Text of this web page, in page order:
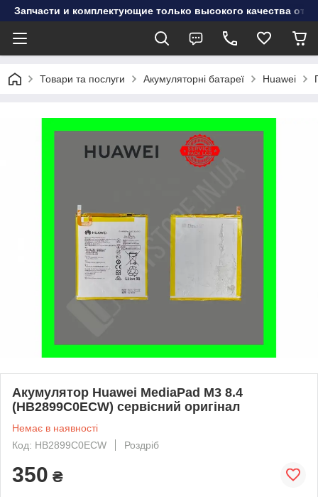
Запчасти и комплектующие только высокого качества от
Товари та послуги Акумуляторні батареї Huawei
Акумулятор Huawei MediaPad M3 8.4
(HB2899C0ECW) сервісний оригінал
Немає в наявності
Код: HB2899C0ECW
Роздріб
350 ₴